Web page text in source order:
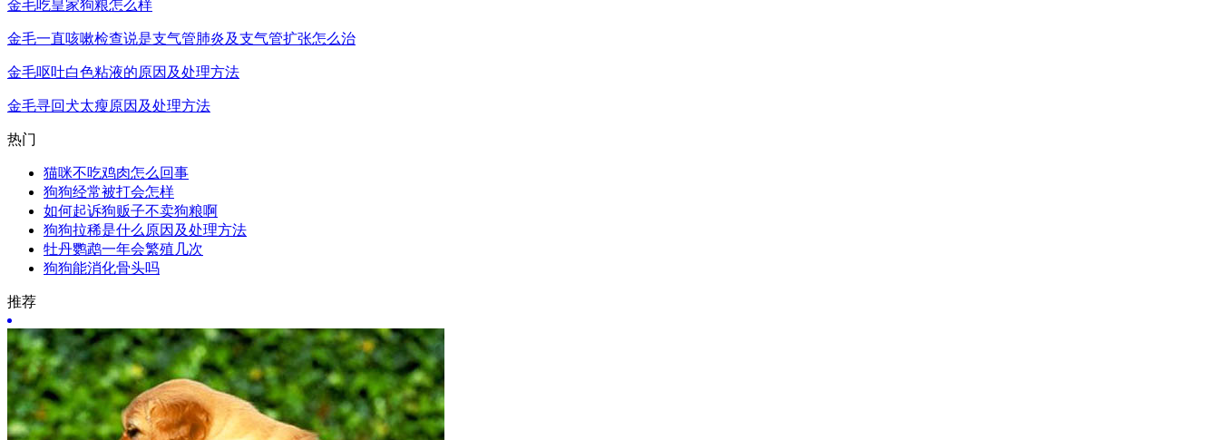
金毛吃皇家狗粮怎么样
金毛一直咳嗽检查说是支气管肺炎及支气管扩张怎么治
金毛呕吐白色粘液的原因及处理方法
金毛寻回犬太瘦原因及处理方法
热门
猫咪不吃鸡肉怎么回事
狗狗经常被打会怎样
如何起诉狗贩子不卖狗粮啊
狗狗拉稀是什么原因及处理方法
牡丹鹦鹉一年会繁殖几次
狗狗能消化骨头吗
推荐